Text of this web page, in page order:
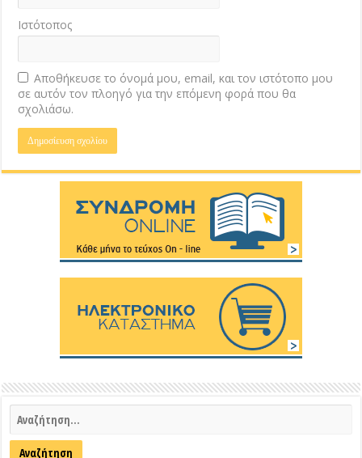
Ιστότοπος
Αποθήκευσε το όνομά μου, email, και τον ιστότοπο μου
σε αυτόν τον πλοηγό για την επόμενη φορά που θα
σχολιάσω.